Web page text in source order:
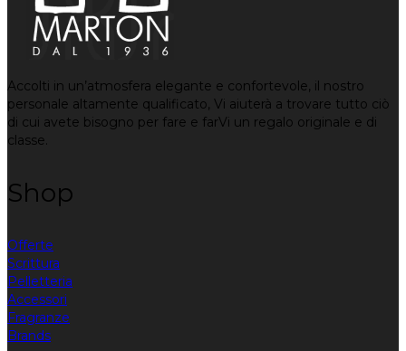
Accolti in un’atmosfera elegante e confortevole, il nostro
personale altamente qualificato, Vi aiuterà a trovare tutto ciò
di cui avete bisogno per fare e farVi un regalo originale e di
classe.
Shop
Offerte
Scrittura
Pelletteria
Accessori
Fragranze
Brands